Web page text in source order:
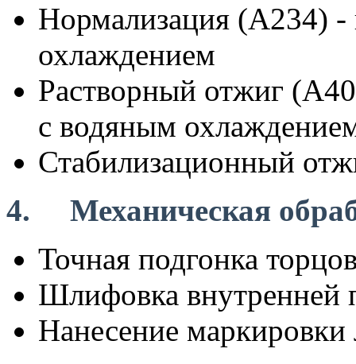
Нормализация (A234) -
охлаждением
Растворный отжиг
с водяным
Стабилизационный
4.
Механическая
Точная подгонка
Шлифовка внутренней
Нанесение маркировки